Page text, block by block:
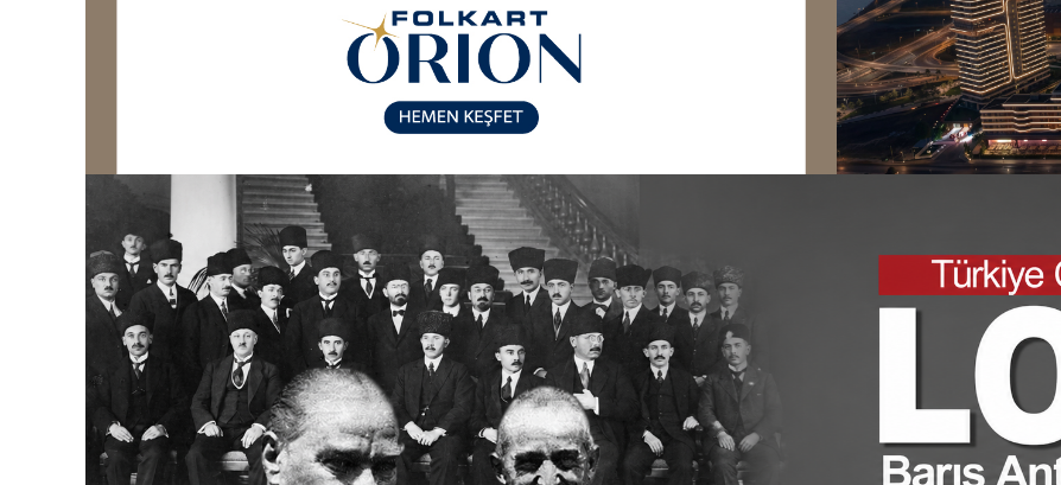
Bakanlıklar
Siyasi Partiler
Mülki İdare
Toplum ve Yaşam
Sivil Toplum Kuruluşları